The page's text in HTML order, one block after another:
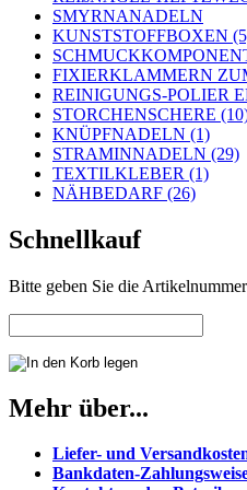
SMYRNANADELN
KUNSTSTOFFBOXEN
FIXIERKLAMMERN
REINIGUNGS-POLIER
STORCHENSCHERE
KNÜPFNADELN (1)
STRAMINNADELN (29)
TEXTILKLEBER (1)
NÄHBEDARF (26)
Schnellkauf
Bitte geben Sie die
Mehr über...
Liefer- und
Bankdaten-